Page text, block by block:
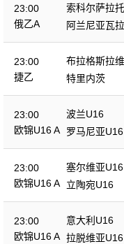
23:00
俄乙A
索科尔萨拉
阿兰尼亚瓦拉
23:00
捷乙
布拉格斯拉维
队
特里内茨
23:00
欧锦U16 A
波兰U16
罗马尼亚U16
23:00
欧锦U16 A
塞尔维亚U16
立陶宛U16
23:00
欧锦U16 A
意大利U16
拉脱维亚U16